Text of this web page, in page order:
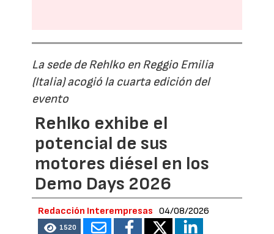
La sede de Rehlko en Reggio Emilia
(Italia) acogió la cuarta edición del
evento
Rehlko exhibe el
potencial de sus
motores diésel en los
Demo Days 2026
Redacción Interempresas 04/08/2026
1520